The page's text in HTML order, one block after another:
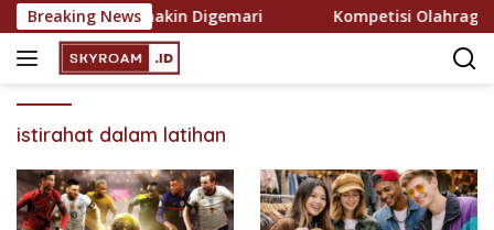
Skip
to
content
Breaking News
yang Semakin Digemari Kompetisi Olahraga
istirahat dalam latihan